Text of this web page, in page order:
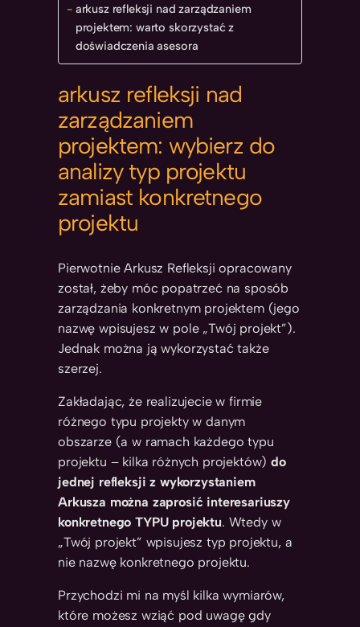
arkusz refleksji nad zarządzaniem
projektem: warto skorzystać z
doświadczenia asesora
arkusz refleksji nad
zarządzaniem
projektem: wybierz do
analizy typ projektu
zamiast konkretnego
projektu
Pierwotnie Arkusz Refleksji opracowany
został, żeby móc popatrzeć na sposób
zarządzania konkretnym projektem (jego
nazwę wpisujesz w pole „Twój projekt”).
Jednak można ją wykorzystać także
szerzej.
Zakładając, że realizujecie w firmie
różnego typu projekty w danym
obszarze (a w ramach każdego typu
projektu – kilka różnych projektów)do
jednej refleksji z wykorzystaniem
Arkusza można zaprosić interesariuszy
konkretnego TYPU projektu. Wtedy w
„Twój projekt” wpisujesz typ projektu, a
nie nazwę konkretnego projektu.
Przychodzi mi na myśl kilka wymiarów,
które możesz wziąć pod uwagę gdy